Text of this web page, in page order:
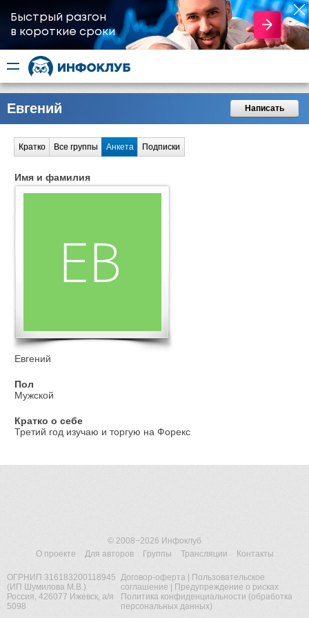
Быстрый разгон
​в короткие сроки
Евгений Написать
Кратко Все группы Анкета Подписки
Имя и фамилия
Евгений
Пол
Мужской
Кратко о себе
Третий год изучаю и торгую на Форекс
© 2008−2026 Инфоклуб
О проекте
Для авторов Группы Трансляции Контакты
ОГРНИП 316183200118945
(ИП Шумилова М.В.)
Россия, 426077 Ижевск, а/я
5098
Договор-оферта|
Пользовательское
соглашение
Предупреждение о рисках
Политика конфиденциальности (обработка
персональных данных)